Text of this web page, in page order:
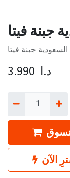
جبنة فيتا
3.990 د.ا
الآن